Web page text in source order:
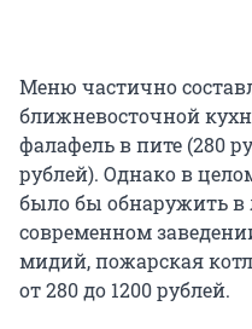
Меню частично
ближневосточной
фалафель в пите (280
рублей). Однако в
было бы обнаружить в
современном
мидий, пожарская
от 280 до 1200 рублей.